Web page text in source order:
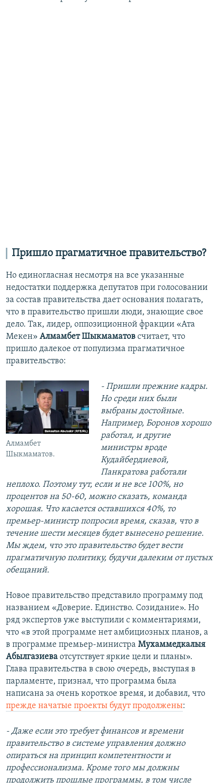
Пришло прагматичное правительство?
Но единогласная несмотря на все указанные
недостатки поддержка депутатов при голосовании
за состав правительства дает основания полагать,
что в правительство пришли люди, знающие свое
дело. Так, лидер, оппозиционной фракции «Ата
Мекен» Алмамбет Шыкмаматов считает, что
пришло далекое от популизма прагматичное
правительство:
Алмамбет
Шыкмаматов.
- Пришли прежние кадры.
Но среди них были
выбраны достойные.
Например, Боронов хорошо
работал, и другие
министры вроде
Кудайбердиевой,
Панкратова работали
неплохо. Поэтому тут, если и не все 100%, но
процентов на 50-60, можно сказать, команда
хорошая. Что касается оставшихся 40%, то
премьер-министр попросил время, сказав, что в
течение шести месяцев будет вынесено решение.
Мы ждем, что это правительство будет вести
прагматичную политику, будучи далеким от пустых
обещаний.
Новое правительство представило программу под
названием «Доверие. Единство. Созидание». Но
ряд экспертов уже выступили с комментариями,
что «в этой программе нет амбициозных планов, а
в программе премьер-министра Мухаммедкалыя
Абылгазиева отсутствует яркие цели и планы».
Глава правительства в свою очередь, выступая в
парламенте, признал, что программа была
написана за очень короткое время, и добавил, что
прежде начатые проекты будут продолжены:
- Даже если это требует финансов и времени
правительство в системе управления должно
опираться на принцип компетентности и
профессионализма. Кроме того мы должны
продолжить прошлые программы, в том числе